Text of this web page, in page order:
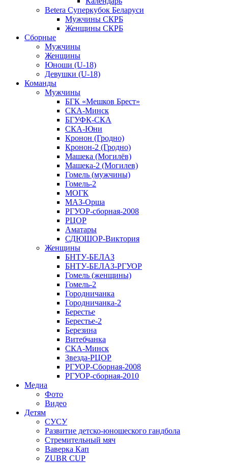
Betera Суперкубок Беларуси
Мужчины СКРБ
Женщины СКРБ
Сборные
Мужчины
Женщины
Юноши (U-18)
Девушки (U-18)
Команды
Мужчины
БГК «Мешков Брест»
СКА-Минск
БГУФК-СКА
СКА-Юни
Кронон (Гродно)
Кронон-2 (Гродно)
Машека (Могилёв)
Машека-2 (Могилев)
Гомель (мужчины)
Гомель-2
МОГК
МАЗ-Орша
РГУОР-сборная-2008
РЦОР
Аматары
СДЮШОР-Виктория
Женщины
БНТУ-БЕЛАЗ
БНТУ-БЕЛАЗ-РГУОР
Гомель (женщины)
Гомель-2
Городничанка
Городничанка-2
Берестье
Берестье-2
Березина
Витебчанка
СКА-Минск
Звезда-РЦОР
РГУОР-Сборная-2008
РГУОР-сборная-2010
Медиа
Фото
Видео
Детям
СУСУ
Развитие детско-юношеского гандбола
Стремительный мяч
Ваверка Кап
ZUBR CUP